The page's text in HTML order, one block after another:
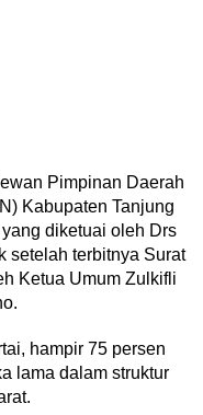
Pimpinan Daerah
Kabupaten Tanjung
diketuai oleh Drs
setelah terbitnya Surat
Ketua Umum Zulkifli
hampir 75 persen
lama dalam struktur